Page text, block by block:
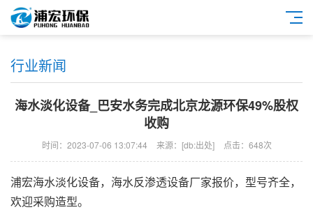
行业新闻
海水淡化设备_巴安水务完成北京龙源环保49%股权
收购
时间：2023-07-06 13:07:44 来源：[db:出处] 点击：648次
浦宏海水淡化设备， 海水反渗透设备厂家报价，型号齐全，
欢迎采购造型。